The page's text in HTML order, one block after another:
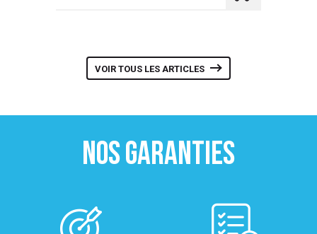
VOIR TOUS LES ARTICLES
NOS GARANTIES